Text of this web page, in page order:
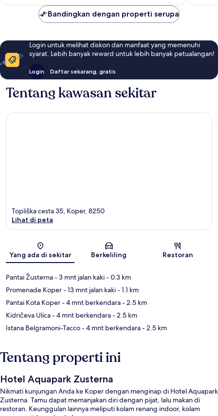
Bandingkan dengan properti serupa
Login untuk melihat diskon dan manfaat yang memenuhi
syarat. Lebih banyak reward untuk lebih banyak petualangan!
Login Daftar sekarang, gratis
Tentang kawasan sekitar
Peta
Topliška cesta 35, Koper, 8250
Lihat di peta
Yang ada di sekitar Berkeliling Restoran
Pantai Žusterna- 3 mnt jalan kaki- 0.3 km
Promenade Koper- 13 mnt jalan kaki- 1.1 km
Pantai Kota Koper- 4 mnt berkendara- 2.5 km
Kidričeva Ulica- 4 mnt berkendara- 2.5 km
Istana Belgramoni-Tacco- 4 mnt berkendara- 2.5 km
Tentang properti ini
Hotel Aquapark Zusterna
Nikmati kunjungan Anda ke Koper dengan menginap di Hotel Aquapark
Zusterna. Tamu dapat memanjakan diri dengan pijat, lalu makan di
restoran. Keunggulan lainnya meliputi kolam renang indoor, kolam